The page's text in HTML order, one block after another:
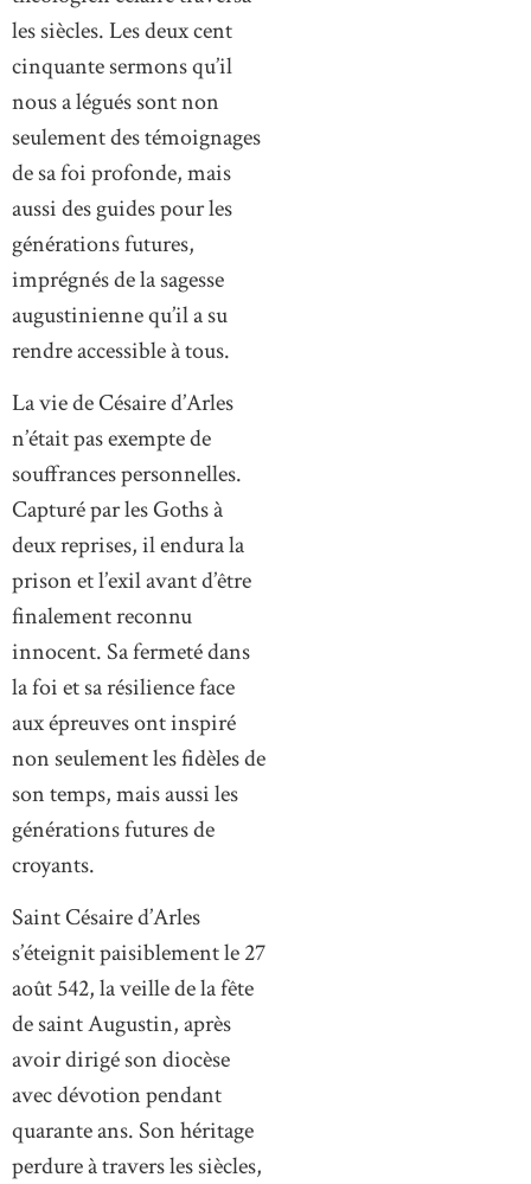
les siècles. Les deux cent
cinquante sermons qu’il
nous a légués sont non
seulement des témoignages
de sa foi profonde, mais
aussi des guides pour les
générations futures,
imprégnés de la sagesse
augustinienne qu’il a su
rendre accessible à tous.
La vie de Césaire d’Arles
n’était pas exempte de
souffrances personnelles.
Capturé par les Goths à
deux reprises, il endura la
prison et l’exil avant d’être
finalement reconnu
innocent. Sa fermeté dans
la foi et sa résilience face
aux épreuves ont inspiré
non seulement les fidèles de
son temps, mais aussi les
générations futures de
croyants.
Saint Césaire d’Arles
s’éteignit paisiblement le 27
août 542, la veille de la fête
de saint Augustin, après
avoir dirigé son diocèse
avec dévotion pendant
quarante ans. Son héritage
perdure à travers les siècles,